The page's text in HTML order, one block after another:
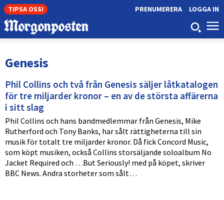
TIPSA OSS! LOGGA IN
PRENUMERERA
Genesis
Phil Collins och två från Genesis säljer låtkatalogen
för tre miljarder kronor – en av de största affärerna
i sitt slag
Phil Collins och hans bandmedlemmar från Genesis, Mike
Rutherford och Tony Banks, har sålt rättigheterna till sin
musik för totalt tre miljarder kronor. Då fick Concord Music,
som köpt musiken, också Collins storsäljande soloalbum No
Jacket Required och …But Seriously! med på köpet, skriver
BBC News. Andra storheter som sålt…